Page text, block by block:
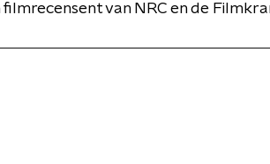
filmrecensent van NRC en de